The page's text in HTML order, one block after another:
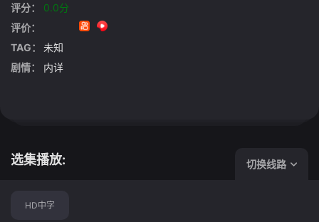
评分：
0.0分
评价：
TAG：
未知
剧情：
内详
选集播放: 切换线路
HD中字